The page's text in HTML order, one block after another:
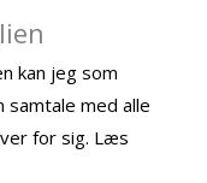
kan jeg som
med alle
for sig. Læs